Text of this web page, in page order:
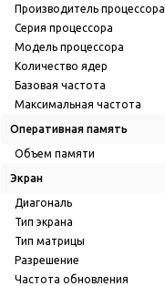
Производитель процессора
Серия процессора
Модель процессора
Количество ядер
Базовая частота
Максимальная частота
Оперативная память
Объем памяти
Экран
Диагональ
Тип экрана
Тип матрицы
Разрешение
Частота обновления